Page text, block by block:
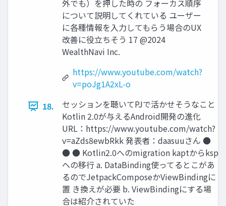
外でも）を押した時の フォーカス順序
について説明してくれている ユーザー
に各種情報を⼊⼒してもらう場合のUX
改善に役⽴ちそう 17 @2024
WealthNavi Inc.
https://www.youtube.com/watch?
v=poJg1A2xL-o
18.
セッションを聴いてPJで活かせそうなこと
Kotlin 2.0が与えるAndroid開発の進化
URL：https://www.youtube.com/watch?
v=aZds8ewbRkk 発表者：daasuuさん ●
● ● Kotlin2.0へのmigration kaptからksp
への移⾏ a. DataBinding使ってるとこがあ
るのでJetpackComposeかViewBindingに
置 き換えが必要 b. ViewBindingにする場
合は紹介されていた